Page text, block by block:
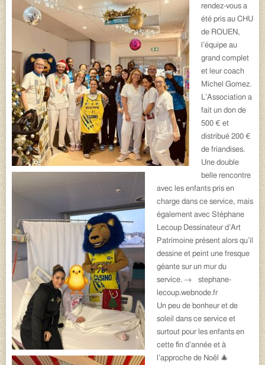
rendez-vous a
été pris au CHU
de ROUEN,
l’équipe au
grand complet
et leur coach
Michel Gomez.
L’Association a
fait un don de
500 € et
distribué 200 €
de friandises.
Une double
belle rencontre
avec les enfants pris en
charge dans ce service, mais
également avec Stéphane
Lecoup Dessinateur d’Art
Patrimoine présent alors qu’il
dessine et peint une fresque
géante sur un mur du
service. →
stephane-
lecoup.webnode.fr
Un peu de bonheur et de
soleil dans ce service et
surtout pour les enfants en
cette fin d’année et à
l’approche de Noël 🎄